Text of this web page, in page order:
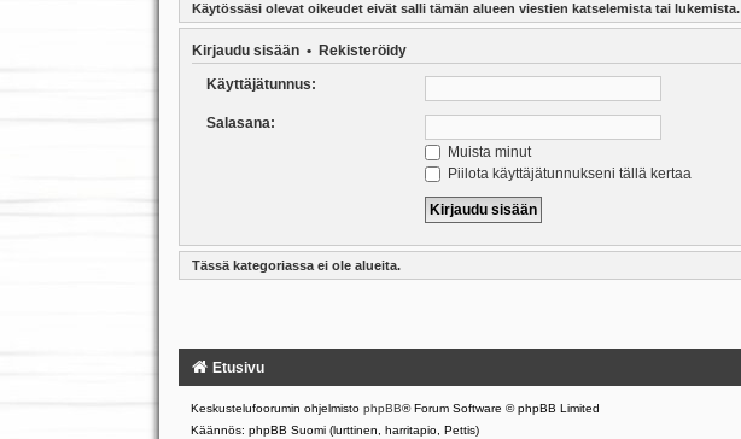
Käytössäsi olevat oikeudet eivät salli tämän alueen viestien katselemista tai lukemista.
Kirjaudu sisään• Rekisteröidy
Käyttäjätunnus:
Salasana:
Muista minut
Piilota käyttäjätunnukseni tällä kertaa
Tässä kategoriassa ei ole alueita.
Etusivu
Keskustelufoorumin ohjelmisto phpBB® Forum Software © phpBB Limited
Käännös: phpBB Suomi (lurttinen, harritapio, Pettis)